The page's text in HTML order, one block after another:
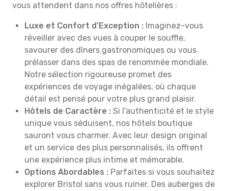
vous attendent dans nos offres hôtelières :
Luxe et Confort d'Exception : Imaginez-vous
réveiller avec des vues à couper le souffle,
savourer des dîners gastronomiques ou vous
prélasser dans des spas de renommée mondiale.
Notre sélection rigoureuse promet des
expériences de voyage inégalées, où chaque
détail est pensé pour votre plus grand plaisir.
Hôtels de Caractère : Si l'authenticité et le style
unique vous séduisent, nos hôtels boutique
sauront vous charmer. Avec leur design original
et un service des plus personnalisés, ils offrent
une expérience plus intime et mémorable.
Options Abordables : Parfaites si vous souhaitez
explorer Bristol sans vous ruiner. Des auberges de